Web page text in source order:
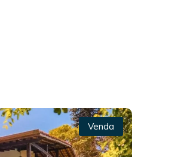
Venda